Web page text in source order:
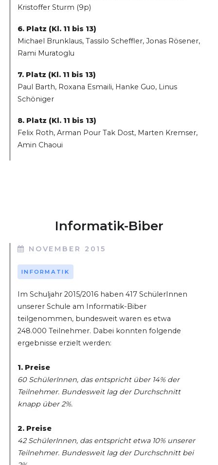
Kristoffer Sturm (9p)
6. Platz (Kl. 11 bis 13)
Michael Brunklaus, Tassilo Scheffler, Jonas Rösener,
Rami Muratoglu
7. Platz (Kl. 11 bis 13)
Paul Barth, Roxana Esmaili, Hanke Guo, Linus
Schöniger
8. Platz (Kl. 11 bis 13)
Felix Roth, Arman Pour Tak Dost, Marten Kremser,
Amin Chaoui
Informatik-Biber
NOVEMBER 2015
INFORMATIK
Im Schuljahr 2015/2016 haben 417 SchülerInnen
unserer Schule am Informatik-Biber
teilgenommen, bundesweit waren es etwa
248.000 Teilnehmer. Dabei konnten folgende
ergebnisse erzielt werden:
1. Preise
60 SchülerInnen, das entspricht über 14% der
Teilnehmer. Bundesweit lag der Durchschnitt
knapp über 2%.
2. Preise
42 SchülerInnen, das entspricht etwa 10% unserer
Teilnehmer. Bundesweit lag der Durchschnitt bei